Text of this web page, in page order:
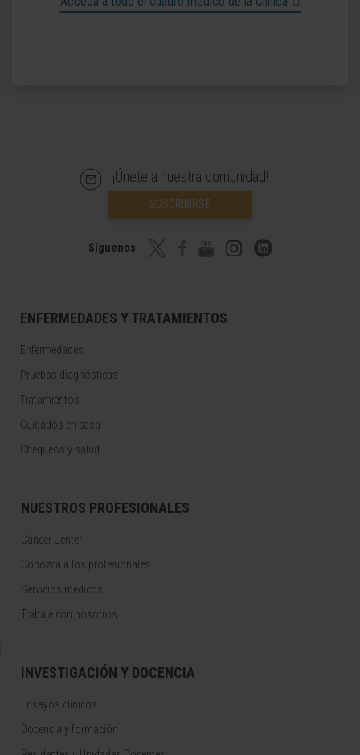
¡Únete a nuestra comunidad!
SUSCRIBIRSE
Síguenos
ENFERMEDADES Y TRATAMIENTOS
Enfermedades
Pruebas diagnósticas
Tratamientos
Cuidados en casa
Chequeos y salud
NUESTROS PROFESIONALES
Cancer Center
Conozca a los profesionales
Servicios médicos
Trabaje con nosotros
INVESTIGACIÓN Y DOCENCIA
Ensayos clínicos
Docencia y formación